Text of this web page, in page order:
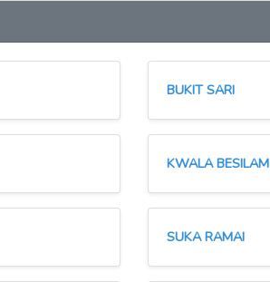
BUKIT SARI
KWALA BESILAM
SUKA RAMAI